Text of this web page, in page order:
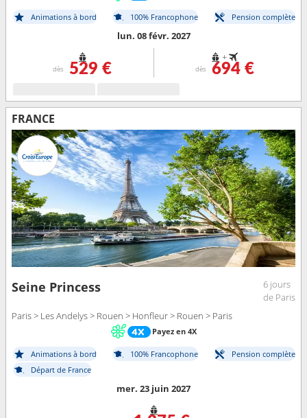
Animations à bord 100% Francophone Pension complète
lun. 08 févr. 2027
dès 529 €
+
dès 694 €
FRANCE
Seine Princess
6 jours
de Paris
Paris > Les Andelys > Rouen > Honfleur > Rouen > Paris
Payez en 4X
Animations à bord 100% Francophone
Pension complète
Départ de France
mer. 23 juin 2027